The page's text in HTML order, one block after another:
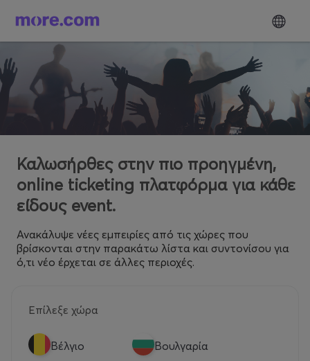
Καλωσήρθες στην πιο προηγμένη,
online ticketing πλατφόρμα για κάθε
είδους event.
Ανακάλυψε νέες εμπειρίες από τις χώρες που
βρίσκονται στην παρακάτω λίστα και συντονίσου για
ό,τι νέο έρχεται σε άλλες περιοχές.
Επίλεξε χώρα
Βέλγιο Βουλγαρία